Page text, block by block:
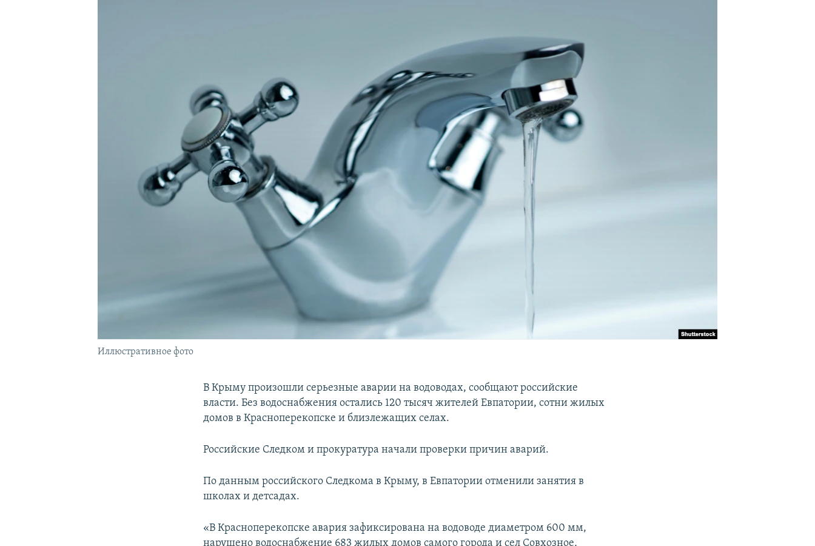
Иллюстративное фото
В Крыму произошли серьезные аварии на водоводах, сообщают российские
власти. Без водоснабжения остались 120 тысяч жителей Евпатории, сотни жилых
домов в Красноперекопске и близлежащих селах.
Российские Следком и прокуратура начали проверки причин аварий.
По данным российского Следкома в Крыму, в Евпатории отменили занятия в
школах и детсадах.
«В Красноперекопске авария зафиксирована на водоводе диаметром 600 мм,
нарушено водоснабжение 683 жилых домов самого города и сел Совхозное,